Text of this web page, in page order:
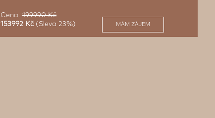
Cena: 199990 Kč
153992 Kč (Sleva 23%) MÁM ZÁJEM